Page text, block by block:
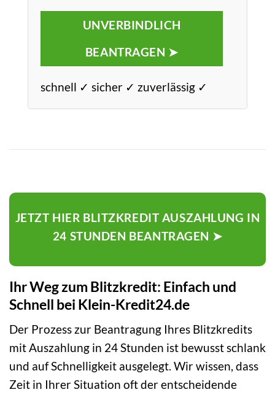
UNVERBINDLICH
BEANTRAGEN ➤
schnell ✓ sicher ✓ zuverlässig ✓
JETZT HIER BLITZKREDIT AUSZAHLUNG IN
24 STUNDEN BEANTRAGEN ➤
Ihr Weg zum Blitzkredit: Einfach und
Schnell bei Klein-Kredit24.de
Der Prozess zur Beantragung Ihres Blitzkredits
mit Auszahlung in 24 Stunden ist bewusst schlank
und auf Schnelligkeit ausgelegt. Wir wissen, dass
Zeit in Ihrer Situation oft der entscheidende